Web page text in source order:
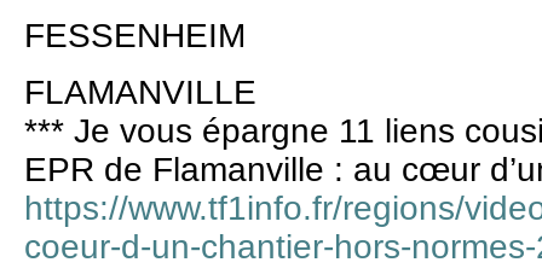
FESSENHEIM
FLAMANVILLE
*** Je vous épargne 11 liens
EPR de Flamanville : au cœur
https://www.tf1info.fr/regions/
coeur-d-un-chantier-hors-